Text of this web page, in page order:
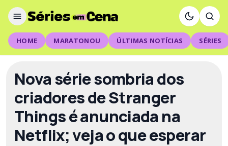
HOME MARATONOU ÚLTIMAS NOTÍCIAS SÉRIES
Nova série sombria dos
criadores de Stranger
Things é anunciada na
Netflix; veja o que esperar